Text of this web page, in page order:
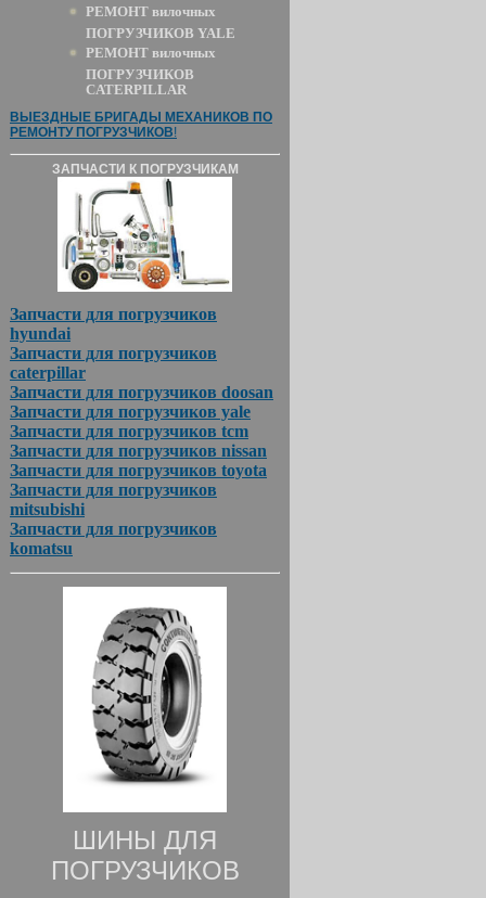
РЕМОНТ вилочных
ПОГРУЗЧИКОВ YALE
РЕМОНТ вилочных
ПОГРУЗЧИКОВ
CATERPILLAR
ВЫЕЗДНЫЕ БРИГАДЫ МЕХАНИКОВ ПО
РЕМОНТУ ПОГРУЗЧИКОВ!
ЗАПЧАСТИ К ПОГРУЗЧИКАМ
Запчасти для погрузчиков
hyundai
Запчасти для погрузчиков
caterpillar
Запчасти для погрузчиков doosan
Запчасти для погрузчиков yale
Запчасти для погрузчиков tcm
Запчасти для погрузчиков nissan
Запчасти для погрузчиков toyota
Запчасти для погрузчиков
mitsubishi
Запчасти для погрузчиков
komatsu
ШИНЫ ДЛЯ
ПОГРУЗЧИКОВ